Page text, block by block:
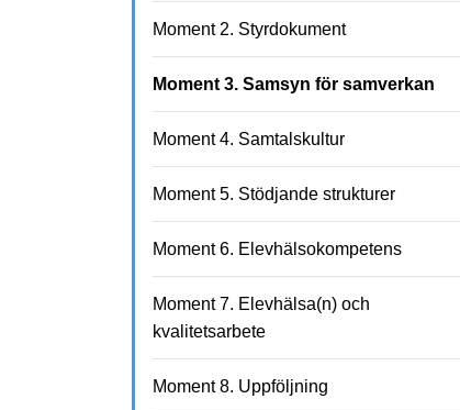
Moment 2. Styrdokument
Moment 3. Samsyn för samverkan
Moment 4. Samtalskultur
Moment 5. Stödjande strukturer
Moment 6. Elevhälsokompetens
Moment 7. Elevhälsa(n) och
kvalitetsarbete
Moment 8. Uppföljning